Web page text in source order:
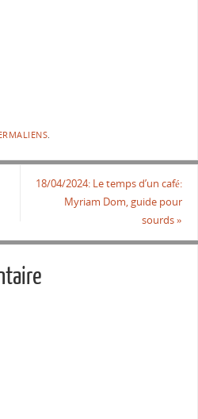
.
18/04/2024: Le temps d’un café:
Myriam Dom, guide pour
sourds»